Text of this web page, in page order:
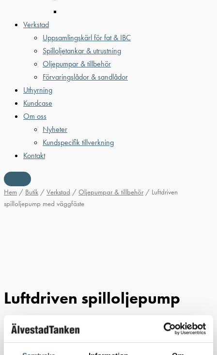
Verkstad
Uppsamlingskärl för fat & IBC
Spilloljetankar & utrustning
Oljepumpar & tillbehör
Förvaringslådor & sandlådor
Uthyrning
Kundcase
Om oss
Nyheter
Kundspecifik tillverkning
Kontakt
Hem / Butik / Verkstad / Oljepumpar & tillbehör/ Luftdriven
spilloljepump med väggfäste
Luftdriven spilloljepump
med väggfäste